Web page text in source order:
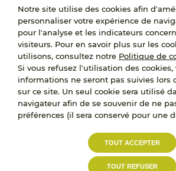
Notre site utilise des cookies afin
personnaliser votre expérience de
pour l'analyse et les indicateurs
visiteurs. Pour en savoir plus sur les
utilisons, consultez notre Politique de
Si vous refusez l'utilisation des cookies,
informations ne seront pas suivies lors
sur ce site. Un seul cookie sera utilisé
navigateur afin de se souvenir de ne
préférences (il sera conservé pour une
TOUT ACCEPTER
TOUT REFUSER
janvier 2023, a pour objet d’assurer les
119, d’accompagnement des adoptants et de
demandes d’accès aux origines personnelles.
Protégée est également un observatoire et
l’ensemble des professionnels, ainsi qu’un
politique publique à travers le soutien à
nationaux.
RECRUTEMENT
L’État, les Départements et les
service de la prévention et de
l’enfance.